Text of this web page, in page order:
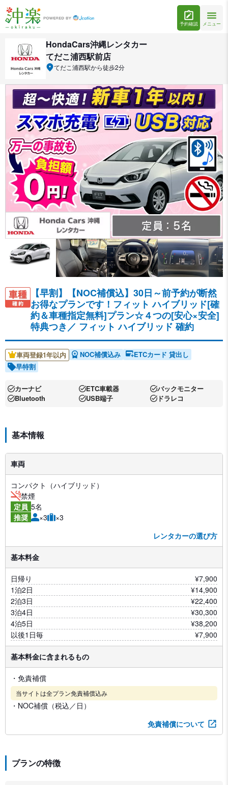
予約確認 メニュー
HondaCars沖縄レンタカー
てだこ浦西駅前店
てだこ浦西駅から徒歩2分
【早割】【NOC補償込】30日～前予約が断然
お得なプランです！フィット ハイブリッド[確
約＆車種指定無料]プラン☆４つの[安心×安全]
特典つき／ フィット ハイブリッド 確約
車両登録1年以内 NOC補償込み
ETCカード 貸出し
早特割
カーナビ ETC車載器
バックモニター
Bluetooth
USB端子 ドラレコ
基本情報
車両
コンパクト（ハイブリッド）
禁煙
定員 5名
推奨
×3
×3
レンタカーの選び方
基本料金
日帰り
¥7,900
1泊2日
¥14,900
2泊3日
¥22,400
3泊4日
¥30,300
4泊5日
¥38,200
以後1日毎
¥7,900
基本料金に含まれるもの
・免責補償
当サイトは全プラン免責補償込み
・NOC補償（税込／日）
免責補償について
プランの特徴